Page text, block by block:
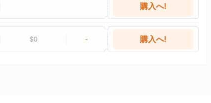
購入へ!
$0 - 購入へ!